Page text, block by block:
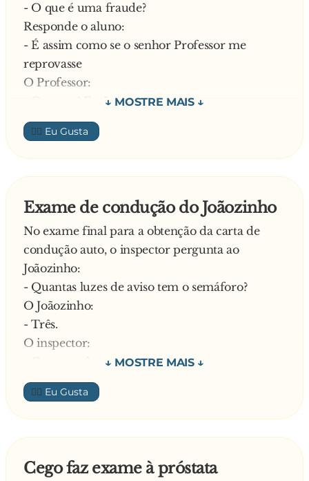
- O que é uma fraude?
Responde o aluno:
- É assim como se o senhor Professor me
reprovasse
O Professor:
- Ora essa! Então porquê?
Diz o Joãozinho:
- Porque, segundo o Código, torna-se réu de
fraude aquele que se aproveita da ignorância de
outrém para lhe causar prejuízo!
👍🏼
Exame de condução do Joãozinho
No exame final para a obtenção da carta de
condução auto, o inspector pergunta ao
Joãozinho:
- Quantas luzes de aviso tem o semáforo?
O Joãozinho:
- Três.
O inspector:
O Joãozinho:
- Amarelo, verde e vermelho.
O inspector:
- Para que serve o verde?
- É para circular livremente.
👍🏼
Cego faz exame à próstata